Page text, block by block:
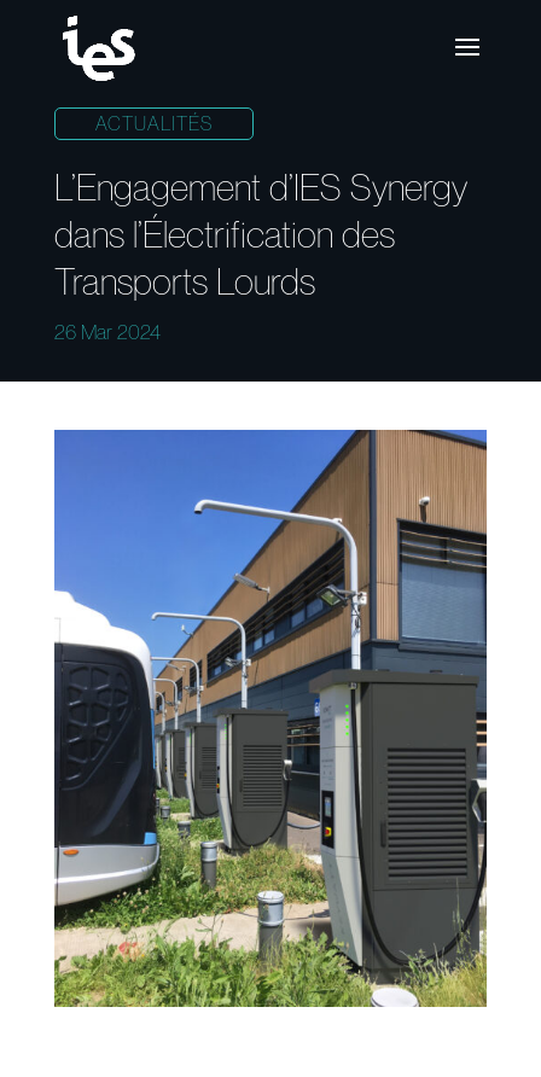
ACTUALITÉS
L’Engagement d’IES Synergy
dans l’Électrification des
Transports Lourds
26 Mar 2024